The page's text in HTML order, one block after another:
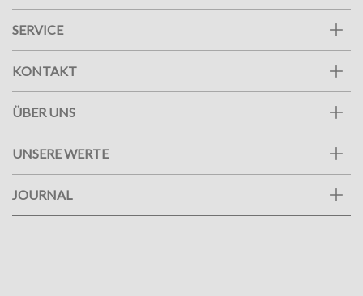
SERVICE
KONTAKT
ÜBER UNS
UNSERE WERTE
JOURNAL